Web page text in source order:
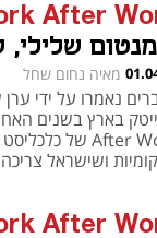
After
מאיה נחום שחל
ושישראל
After